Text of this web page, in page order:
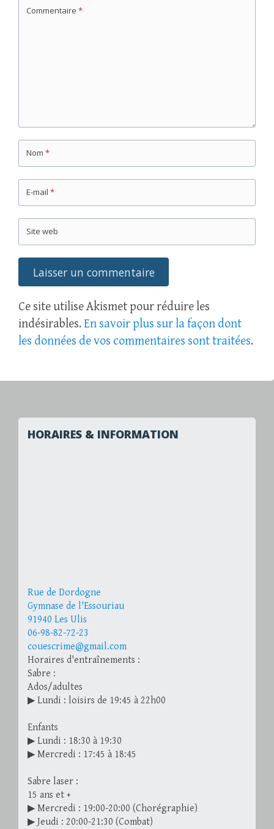
Commentaire *
Nom *
E-mail *
Site web
Ce site utilise Akismet pour réduire les
indésirables. En savoir plus sur la façon dont
les données de vos commentaires sont traitées.
HORAIRES & INFORMATION
Rue de Dordogne
Gymnase de l'Essouriau
91940 Les Ulis
06-98-82-72-23
couescrime@gmail.com
Horaires d'entraînements :
Sabre :
Ados/adultes
▶ Lundi : loisirs de 19:45 à 22h00
Enfants
▶ Lundi : 18:30 à 19:30
▶ Mercredi : 17:45 à 18:45
Sabre laser :
15 ans et +
▶ Mercredi : 19:00-20:00 (Chorégraphie)
▶ Jeudi : 20:00-21:30 (Combat)